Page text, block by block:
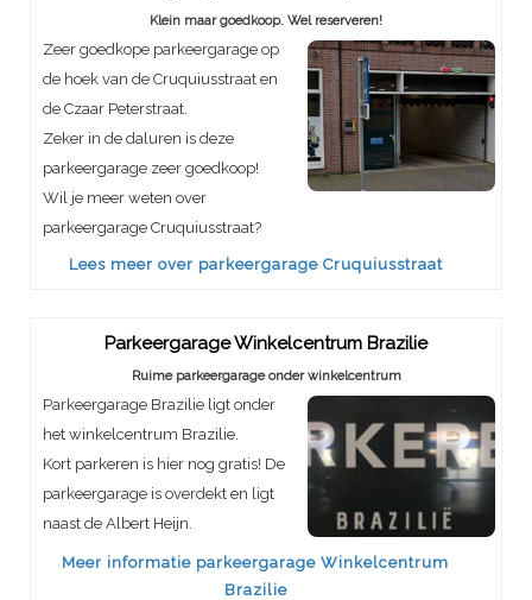
Klein maar goedkoop. Wel reserveren!
Zeer goedkope parkeergarage op
de hoek van de Cruquiusstraat en
de Czaar Peterstraat.
Zeker in de daluren is deze
parkeergarage zeer goedkoop!
Wil je meer weten over
parkeergarage Cruquiusstraat?
Lees meer over parkeergarage Cruquiusstraat
Parkeergarage Winkelcentrum Brazilie
Ruime parkeergarage onder winkelcentrum
Parkeergarage Brazilie ligt onder
het winkelcentrum Brazilie.
Kort parkeren is hier nog gratis! De
parkeergarage is overdekt en ligt
naast de Albert Heijn.
Meer informatie parkeergarage Winkelcentrum
Brazilie